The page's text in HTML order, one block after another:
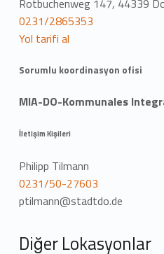
m
Rotbuchenweg 147, 44339
0231/2865353
Yol tarifi al
Sorumlu koordinasyon ofisi
MIA-DO-Kommunales
İletişim Kişileri
Philipp Tilmann
0231/50-27603
ptilmann@stadtdo.de
Diğer Lokasyonlar